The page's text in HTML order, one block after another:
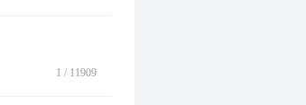
1 / 11909